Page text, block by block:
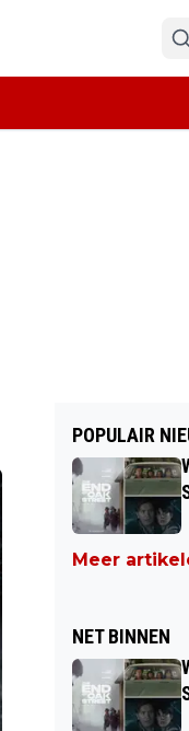
POPULAIR
Meer
NET BINNEN